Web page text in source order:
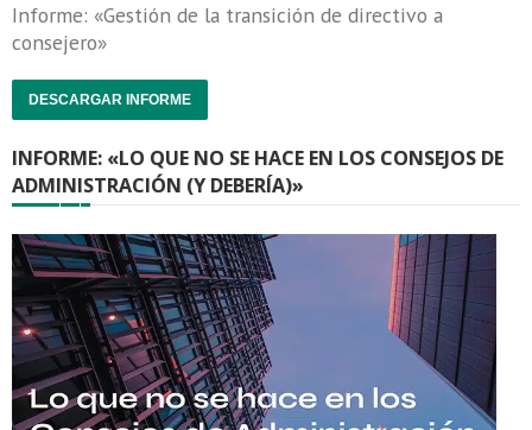
Informe: «Gestión de la transición de directivo a
consejero»
DESCARGAR INFORME
INFORME: «LO QUE NO SE HACE EN LOS CONSEJOS DE
ADMINISTRACIÓN (Y DEBERÍA)»